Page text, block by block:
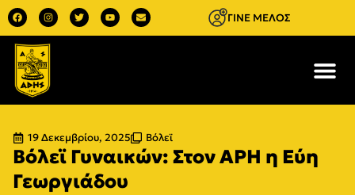
ΓΙΝΕ ΜΕΛΟΣ
19 Δεκεμβρίου, 2025 Βόλεϊ
Βόλεϊ Γυναικών: Στον ΑΡΗ η Εύη
Γεωργιάδου